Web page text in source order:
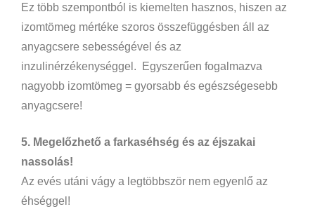
Ez több szempontból is kiemelten hasznos, hiszen az
izomtömeg mértéke szoros összefüggésben áll az
anyagcsere sebességével és az
inzulinérzékenységgel. Egyszerűen fogalmazva
nagyobb izomtömeg = gyorsabb és egészségesebb
anyagcsere!
5. Megelőzhető a farkaséhség és az éjszakai
nassolás!
Az evés utáni vágy a legtöbbször nem egyenlő az
éhséggel!